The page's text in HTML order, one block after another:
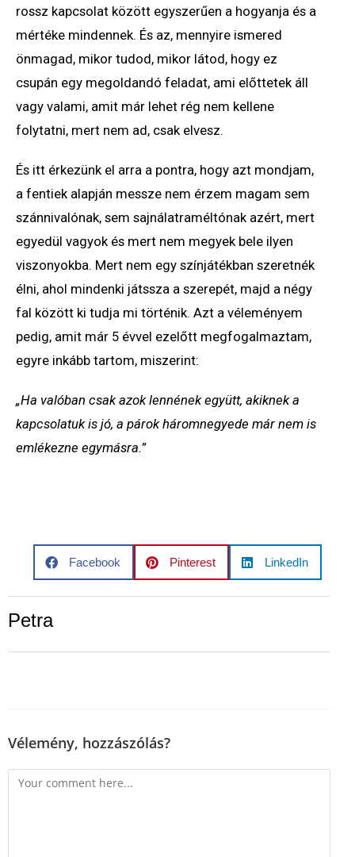
rossz kapcsolat között egyszerűen a hogyanja és a
mértéke mindennek. És az, mennyire ismered
önmagad, mikor tudod, mikor látod, hogy ez
csupán egy megoldandó feladat, ami előttetek áll
vagy valami, amit már lehet rég nem kellene
folytatni, mert nem ad, csak elvesz.
És itt érkezünk el arra a pontra, hogy azt mondjam,
a fentiek alapján messze nem érzem magam sem
szánnivalónak, sem sajnálatraméltónak azért, mert
egyedül vagyok és mert nem megyek bele ilyen
viszonyokba. Mert nem egy színjátékban szeretnék
élni, ahol mindenki játssza a szerepét, majd a négy
fal között ki tudja mi történik. Azt a véleményem
pedig, amit már 5 évvel ezelőtt megfogalmaztam,
egyre inkább tartom, miszerint:
„Ha valóban csak azok lennének együtt, akiknek a
kapcsolatuk is jó, a párok háromnegyede már nem is
emlékezne egymásra.”
Facebook Pinterest LinkedIn
Petra
Vélemény, hozzászólás?